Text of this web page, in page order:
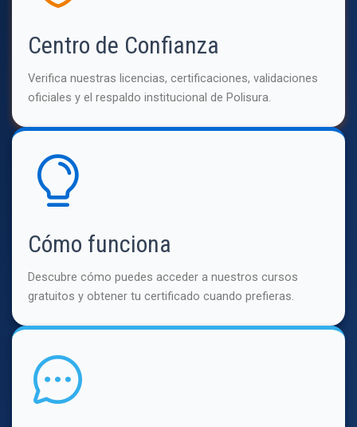
Centro de Confianza
Verifica nuestras licencias, certificaciones, validaciones
oficiales y el respaldo institucional de Polisura.
Cómo funciona
Descubre cómo puedes acceder a nuestros cursos
gratuitos y obtener tu certificado cuando prefieras.